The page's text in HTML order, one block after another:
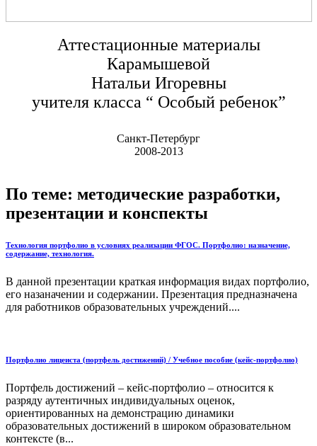
Аттестационные материалы
Карамышевой
Натальи Игоревны
учителя класса “ Особый ребенок”
Санкт-Петербург
2008-2013
По теме: методические разработки,
презентации и конспекты
Технология портфолио в условиях реализации ФГОС. Портфолио: назначение,
содержание, технология.
В данной презентации краткая информация видах портфолио,
его назаначении и содержании. Презентация предназначена
для работников образовательных учреждений....
Портфолио лицеиста (портфель достижений) / Учебное пособие (кейс-портфолио)
Портфель достижений – кейс-портфолио – относится к
разряду аутентичных индивидуальных оценок,
ориентированных на демонстрацию динамики
образовательных достижений в широком образовательном
контексте (в...